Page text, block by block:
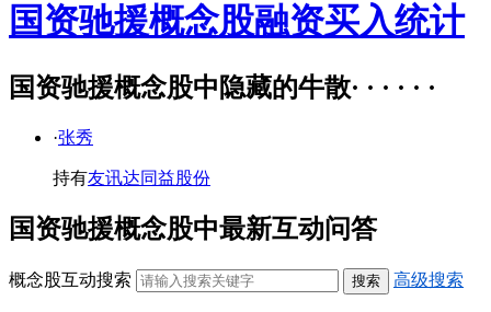
国资驰援概念股融资买入统计
国资驰援概念股中隐藏的牛散· · · · · ·
·张秀
持有友讯达同益股份
国资驰援概念股中最新互动问答
概念股互动搜索 高级搜索